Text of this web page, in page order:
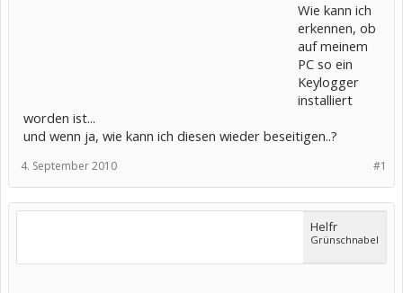
Wie kann ich
erkennen, ob
auf meinem
PC so ein
Keylogger
installiert
worden ist...
und wenn ja, wie kann ich diesen wieder beseitigen..?
#1
4. September 2010
Helfr
Grünschnabel